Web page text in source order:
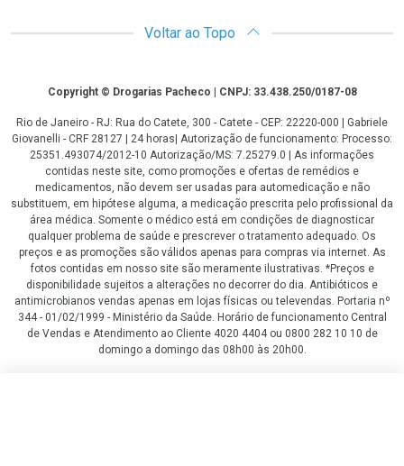
Voltar ao Topo
CopyrightCopyright © Drogarias Pacheco | CNPJ: 33.438.250/0187-08
Rio de Janeiro - RJ: Rua do Catete, 300 - Catete - CEP: 22220-000 | Gabriele
Giovanelli - CRF 28127 | 24 horas| Autorização de funcionamento: Processo:
25351.493074/2012-10 Autorização/MS: 7.25279.0 | As informações
contidas neste site, como promoções e ofertas de remédios e
medicamentos, não devem ser usadas para automedicação e não
substituem, em hipótese alguma, a medicação prescrita pelo profissional da
área médica. Somente o médico está em condições de diagnosticar
qualquer problema de saúde e prescrever o tratamento adequado. Os
preços e as promoções são válidos apenas para compras via internet. As
fotos contidas em nosso site são meramente ilustrativas. *Preços e
disponibilidade sujeitos a alterações no decorrer do dia. Antibióticos e
antimicrobianos vendas apenas em lojas físicas ou televendas. Portaria nº
344 - 01/02/1999 - Ministério da Saúde. Horário de funcionamento Central
de Vendas e Atendimento ao Cliente 4020 4404 ou 0800 282 10 10 de
domingo a domingo das 08h00 às 20h00.